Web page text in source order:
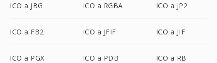
ICO a JBG ICO a RGBA ICO a JP2
ICO a FB2 ICO a JFIF ICO a JIF
ICO a PGX ICO a PDB ICO a RB